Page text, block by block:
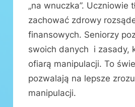
„na wnuczka”. Uczniowie
zachować zdrowy
finansowych. Seniorzy
swoich danych i zasady,
ofiarą manipulacji. To
pozwalają na lepsze
manipulacji.